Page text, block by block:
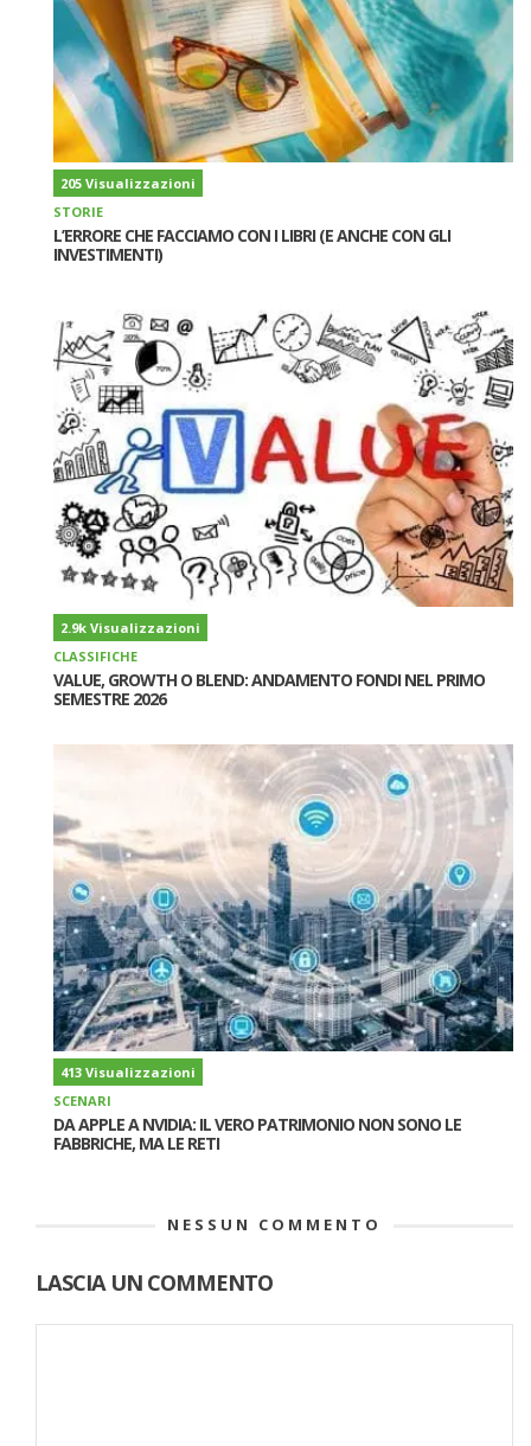
205 Visualizzazioni
STORIE
L’ERRORE CHE FACCIAMO CON I LIBRI (E ANCHE CON GLI
INVESTIMENTI)
2.9k Visualizzazioni
CLASSIFICHE
VALUE, GROWTH O BLEND: ANDAMENTO FONDI NEL PRIMO
SEMESTRE 2026
413 Visualizzazioni
SCENARI
DA APPLE A NVIDIA: IL VERO PATRIMONIO NON SONO LE
FABBRICHE, MA LE RETI
NESSUN COMMENTO
LASCIA UN COMMENTO